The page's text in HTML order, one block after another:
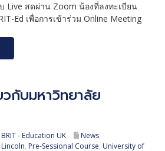
Live สดผ่าน Zoom น้องที่ลงทะเบียน
Ed เพื่อการเข้าร่วม Online Meeting
วกับมหาวิทยาลัย
BRIT - Education UK News,
Lincoln, Pre-Sessional Course, University of